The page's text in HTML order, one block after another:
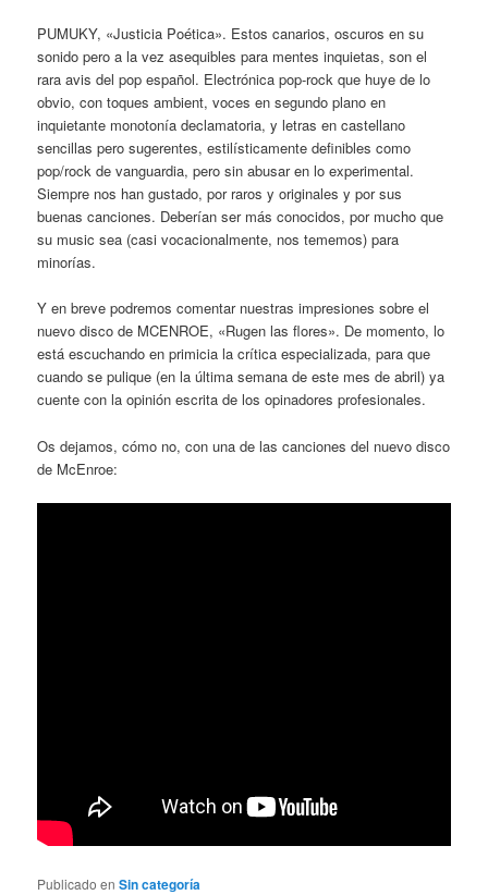
PUMUKY, «Justicia Poética». Estos canarios, oscuros en su
sonido pero a la vez asequibles para mentes inquietas, son el
rara avis del pop español. Electrónica pop-rock que huye de lo
obvio, con toques ambient, voces en segundo plano en
inquietante monotonía declamatoria, y letras en castellano
sencillas pero sugerentes, estilísticamente definibles como
pop/rock de vanguardia, pero sin abusar en lo experimental.
Siempre nos han gustado, por raros y originales y por sus
buenas canciones. Deberían ser más conocidos, por mucho que
su music sea (casi vocacionalmente, nos tememos) para
minorías.
Y en breve podremos comentar nuestras impresiones sobre el
nuevo disco de MCENROE, «Rugen las flores». De momento, lo
está escuchando en primicia la crítica especializada, para que
cuando se pulique (en la última semana de este mes de abril) ya
cuente con la opinión escrita de los opinadores profesionales.
Os dejamos, cómo no, con una de las canciones del nuevo disco
de McEnroe:
Publicado en Sin categoría